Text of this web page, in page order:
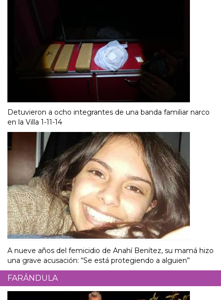
Detuvieron a ocho integrantes de una banda familiar narco
en la Villa 1-11-14
A nueve años del femicidio de Anahí Benítez, su mamá hizo
una grave acusación: “Se está protegiendo a alguien”
FARÁNDULA